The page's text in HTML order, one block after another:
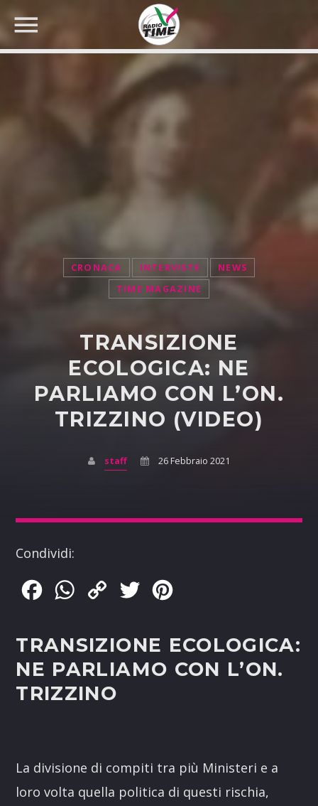
CRONACA INTERVISTE
NEWS
TIME MAGAZINE
TRANSIZIONE
ECOLOGICA: NE
PARLIAMO CON L’ON.
TRIZZINO (VIDEO)
staff 26 Febbraio 2021
Condividi:
FacebookWhatsApp
Copy
Twitter
TRANSIZIONE ECOLOGICA:
NE PARLIAMO CON L’ON.
TRIZZINO
La divisione di compiti tra più Ministeri e a
loro volta quella politica di questi rischia,